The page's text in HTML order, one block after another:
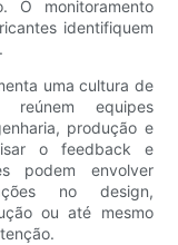
O monitoramento
identifiquem
uma cultura de
reúnem equipes
produção e
o feedback e
podem envolver
no design,
ou até mesmo